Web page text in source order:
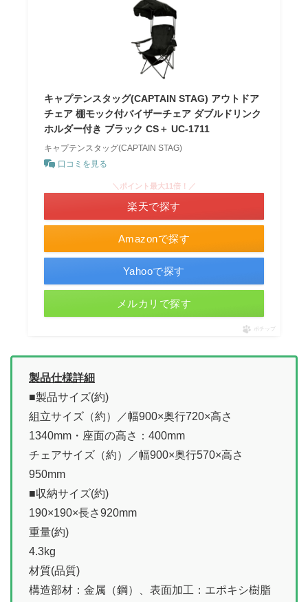
キャプテンスタッグ(CAPTAIN STAG) アウトドア
チェア 棚モック付バイザーチェア ダブルドリンク
ホルダー付き ブラック CS＋ UC-1711
キャプテンスタッグ(CAPTAIN STAG)
口コミを見る
Amazonで探す
＼ポイント最大11倍！／
楽天で探す
Yahooで探す
メルカリで探す
ポチップ
製品仕様詳細
■製品サイズ(約)
組立サイズ（約）／幅900×奥行720×高さ
1340mm・座面の高さ：400mm
チェアサイズ（約）／幅900×奥行570×高さ
950mm
■収納サイズ(約)
190×190×長さ920mm
重量(約)
4.3kg
材質(品質)
構造部材：金属（鋼）、表面加工：エポキシ樹脂